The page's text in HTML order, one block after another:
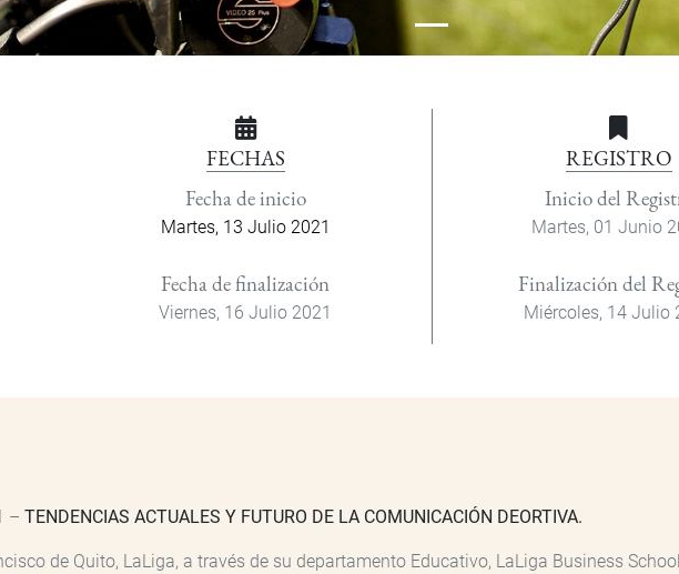
FECHAS
Fecha de inicio
Martes, 13 Julio 2021
Fecha de finalización
Viernes, 16 Julio 2021
REGISTRO
Inicio del
Martes, 01 Junio
Finalización del
Miércoles, 14 Julio
– TENDENCIAS ACTUALES Y FUTURO DE LA COMUNICACIÓN DEORTIVA.
de Quito, LaLiga, a través de su departamento Educativo, LaLiga Business